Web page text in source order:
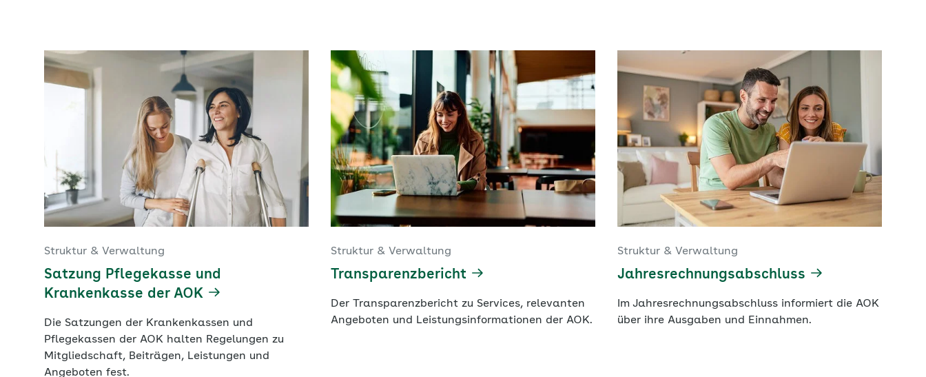
Struktur & Verwaltung
Satzung Pflegekasse und
Krankenkasse der AOK
Die Satzungen der Krankenkassen und
Pflegekassen der AOK halten Regelungen zu
Mitgliedschaft, Beiträgen, Leistungen und
Angeboten fest.
Struktur & Verwaltung
Transparenzbericht
Der Transparenzbericht zu Services, relevanten
Angeboten und Leistungsinformationen der AOK.
Struktur & Verwaltung
Jahresrechnungsabschluss
Im Jahresrechnungsabschluss informiert die AOK
über ihre Ausgaben und Einnahmen.